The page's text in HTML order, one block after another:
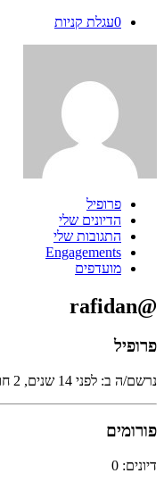
0עגלת קניות
פרופיל
הדיונים שלי
התגובות שלי
Engagements
מועדפים
@rafidan
פרופיל
נרשם/ה ב: לפני 14 שנים, 2 חודשים
פורומים
דיונים: 0